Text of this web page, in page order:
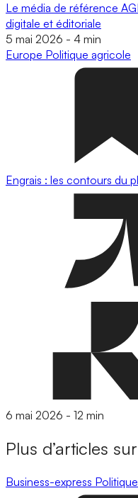
Le média de référence
digitale et éditoriale
5 mai 2026 - 4 min
Europe Politique agricole
Engrais : les contours du
6 mai 2026 - 12 min
Plus d’articles
Business-express